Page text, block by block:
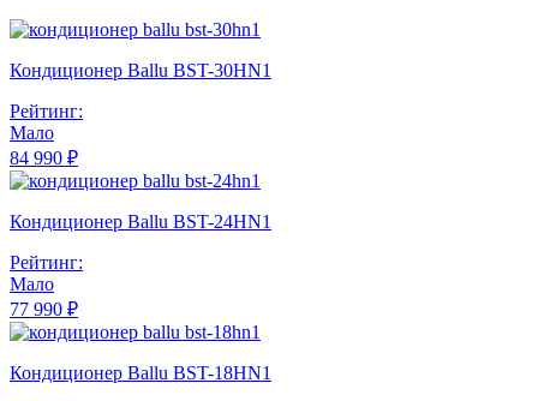
Кондиционер Ballu BST-30HN1
Рейтинг:
Мало
84 990 ₽
Кондиционер Ballu BST-24HN1
Рейтинг:
Мало
77 990 ₽
Кондиционер Ballu BST-18HN1